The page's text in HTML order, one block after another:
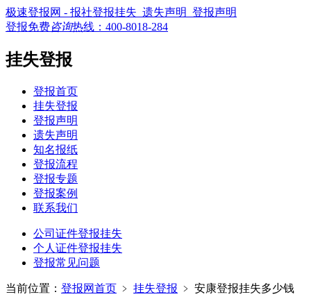
极速登报网 - 报社登报挂失_遗失声明_登报声明
登报免费咨询热线： 400-8018-284
挂失登报
登报首页
挂失登报
登报声明
遗失声明
知名报纸
登报流程
登报专题
登报案例
联系我们
公司证件登报挂失
个人证件登报挂失
登报常见问题
当前位置： 登报网首页 ﹥ 挂失登报 ﹥ 安康登报挂失多少钱